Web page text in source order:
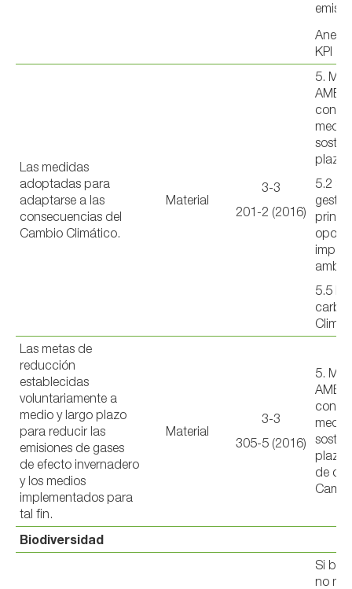
KPI
Las medidas
adoptadas para
adaptarse a las
consecuencias del
Cambio Climático.
Material
3-3
201-2 (2016)
5.
con
plazo
5.2
5.5
Las metas de
reducción
establecidas
voluntariamente a
medio y largo plazo
para reducir las
emisiones de gases
de efecto invernadero
y los medios
implementados para
tal fin.
Material
3-3
305-5 (2016)
5.
con
plazo
de
Biodiversidad
Si
no